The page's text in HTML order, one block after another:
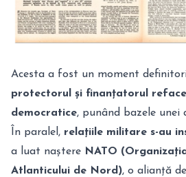
Acesta a fost un moment
protectorul și finanțatorul
democratice, punând bazele unei
În paralel, relațiile militare s-au
a luat naștere NATO
Atlanticului de Nord), o alianță